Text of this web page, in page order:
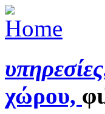
χώρου,